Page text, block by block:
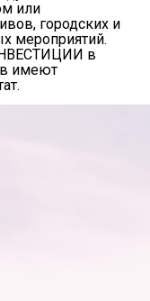
или
городских и
мероприятий.
в
имеют